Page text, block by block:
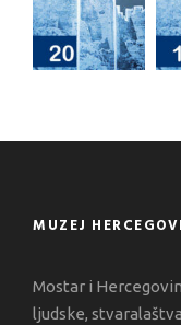
MUZEJ
Mostar i
ljudske,